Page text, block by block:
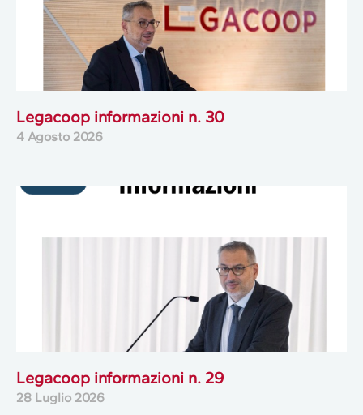
Legacoop informazioni n. 30
4 Agosto 2026
Legacoop informazioni n. 29
28 Luglio 2026